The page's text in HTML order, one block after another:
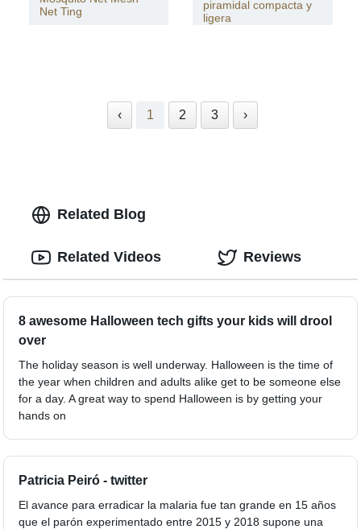
Net Ting
piramidal compacta y
ligera
‹ 1 2 3 ›
Related Blog
8 awesome Halloween tech gifts your kids will drool
over
The holiday season is well underway. Halloween is the time of
the year when children and adults alike get to be someone else
for a day. A great way to spend Halloween is by getting your
hands on
Patricia Peiró - twitter
El avance para erradicar la malaria fue tan grande en 15 años
que el parón experimentado entre 2015 y 2018 supone una
Related Videos Reviews